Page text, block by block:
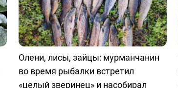
Олени, лисы, зайцы: мурманчанин
во время рыбалки встретил
«целый зверинец» и насобирал